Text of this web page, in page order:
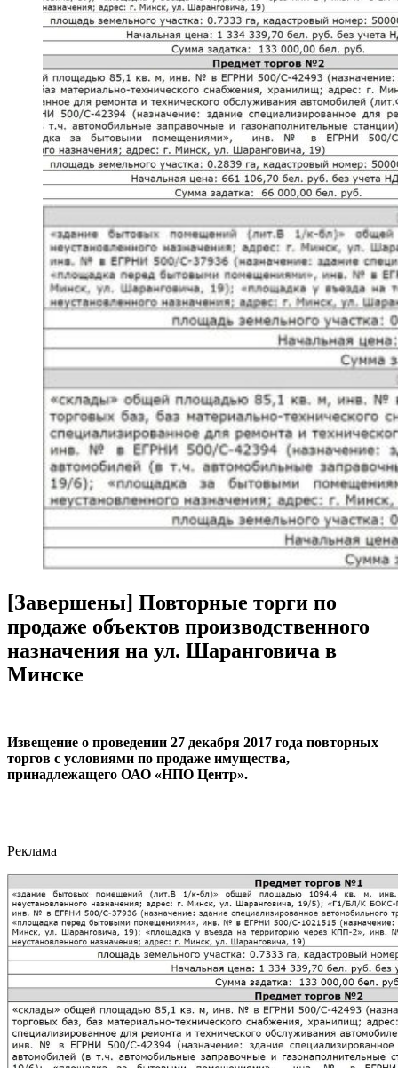
[Завершены] Повторные торги по
продаже объектов производственного
назначения на ул. Шаранговича в
Минске
Извещение о проведении 27 декабря 2017 года повторных
торгов с условиями по продаже имущества,
принадлежащего ОАО «НПО Центр».
Реклама